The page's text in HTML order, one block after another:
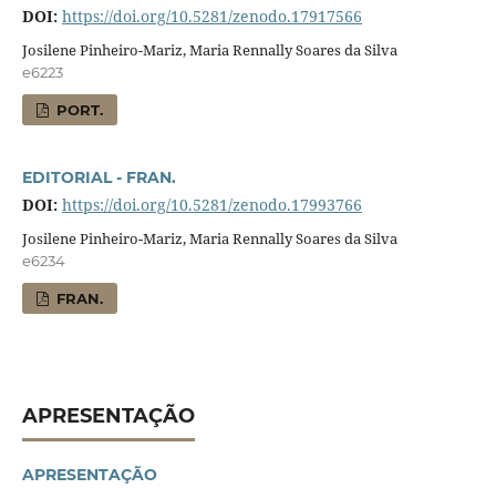
DOI: https://doi.org/10.5281/zenodo.17917566
Josilene Pinheiro-Mariz, Maria Rennally Soares da Silva
e6223
PORT.
EDITORIAL - FRAN.
DOI: https://doi.org/10.5281/zenodo.17993766
Josilene Pinheiro-Mariz, Maria Rennally Soares da Silva
e6234
FRAN.
APRESENTAÇÃO
APRESENTAÇÃO